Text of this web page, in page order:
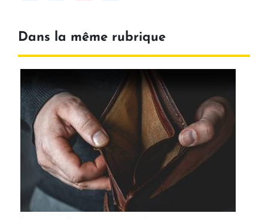
Dans la même rubrique